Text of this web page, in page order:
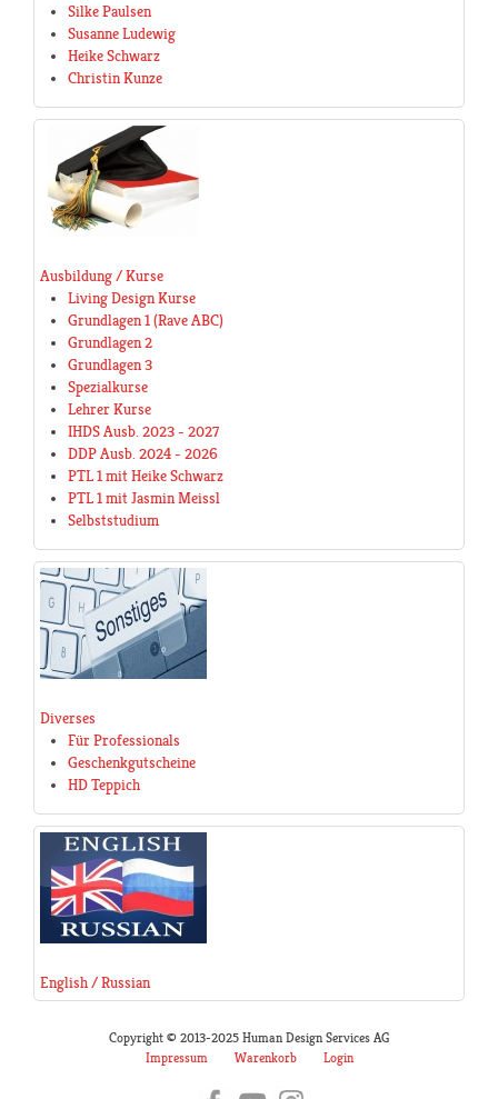
Silke Paulsen
Susanne Ludewig
Heike Schwarz
Christin Kunze
Ausbildung / Kurse
Living Design Kurse
Grundlagen 1 (Rave ABC)
Grundlagen 2
Grundlagen 3
Spezialkurse
Lehrer Kurse
IHDS Ausb. 2023 - 2027
DDP Ausb. 2024 - 2026
PTL 1 mit Heike Schwarz
PTL 1 mit Jasmin Meissl
Selbststudium
Diverses
Für Professionals
Geschenkgutscheine
HD Teppich
English / Russian
Copyright © 2013-2025 Human Design Services AG
Impressum
Warenkorb Login